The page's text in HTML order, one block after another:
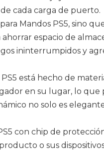
cada carga de puerto.
Mandos PS5, sino
espacio de
ininterrumpidos y
está hecho de
en su lugar, lo que
no solo es
con chip de
o sus